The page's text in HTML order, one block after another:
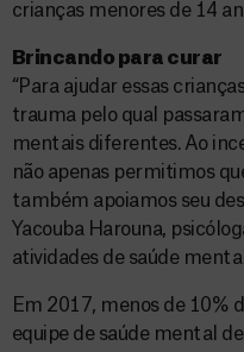
crianças menores de 14
Brincando para curar
“Para ajudar essas
trauma pelo qual
mentais diferentes. Ao
não apenas permitimos
também apoiamos seu
Yacouba Harouna,
atividades de saúde
Em 2017, menos de 10%
equipe de saúde mental